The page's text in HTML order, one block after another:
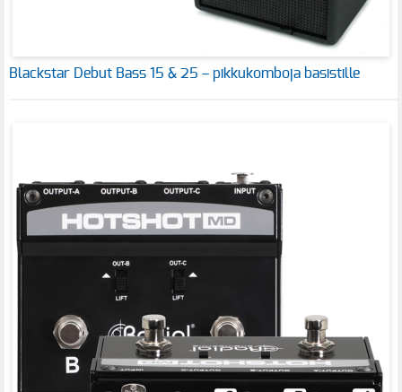
Blackstar Debut Bass 15 & 25 – pikkukomboja basistille